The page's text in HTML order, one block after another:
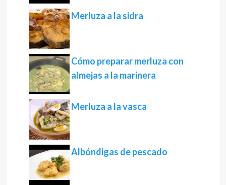
Merluza a la sidra
Cómo preparar merluza con
almejas a la marinera
Merluza a la vasca
Albóndigas de pescado